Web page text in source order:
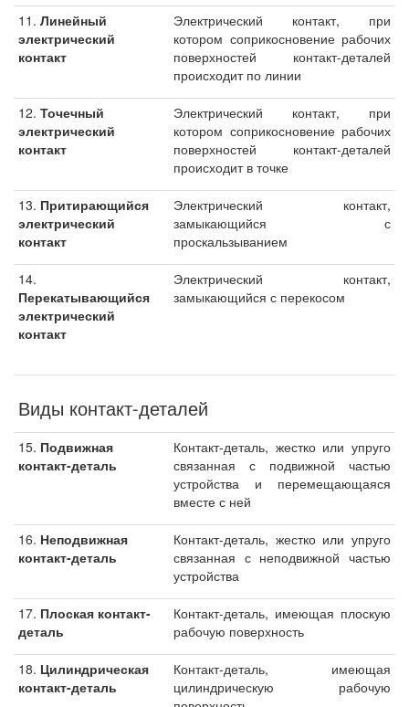
11. Линейный
электрический
контакт
Электрический контакт, при
котором соприкосновение рабочих
поверхностей контакт-деталей
происходит по линии
12. Точечный
электрический
контакт
Электрический контакт, при
котором соприкосновение рабочих
поверхностей контакт-деталей
происходит в точке
13. Притирающийся
электрический
контакт
Электрический контакт,
замыкающийся с
проскальзыванием
14.
Перекатывающийся
электрический
контакт
Электрический контакт,
замыкающийся с перекосом
Виды контакт-деталей
15. Подвижная
контакт-деталь
Контакт-деталь, жестко или упруго
связанная с подвижной частью
устройства и перемещающаяся
вместе с ней
16. Неподвижная
контакт-деталь
Контакт-деталь, жестко или упруго
связанная с неподвижной частью
устройства
17. Плоская контакт-
деталь
Контакт-деталь, имеющая плоскую
рабочую поверхность
18. Цилиндрическая
контакт-деталь
Контакт-деталь, имеющая
цилиндрическую рабочую